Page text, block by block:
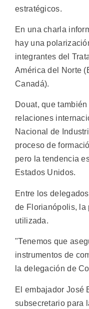
estratégicos.
En una charla
hay una
integrantes del
América del Norte
Canadá).
Douat, que
relaciones
Nacional de
proceso de
pero la tendencia
Estados Unidos.
Entre los
de Florianópolis, la
utilizada.
"Tenemos que
instrumentos de
la delegación de
El embajador José
subsecretario para